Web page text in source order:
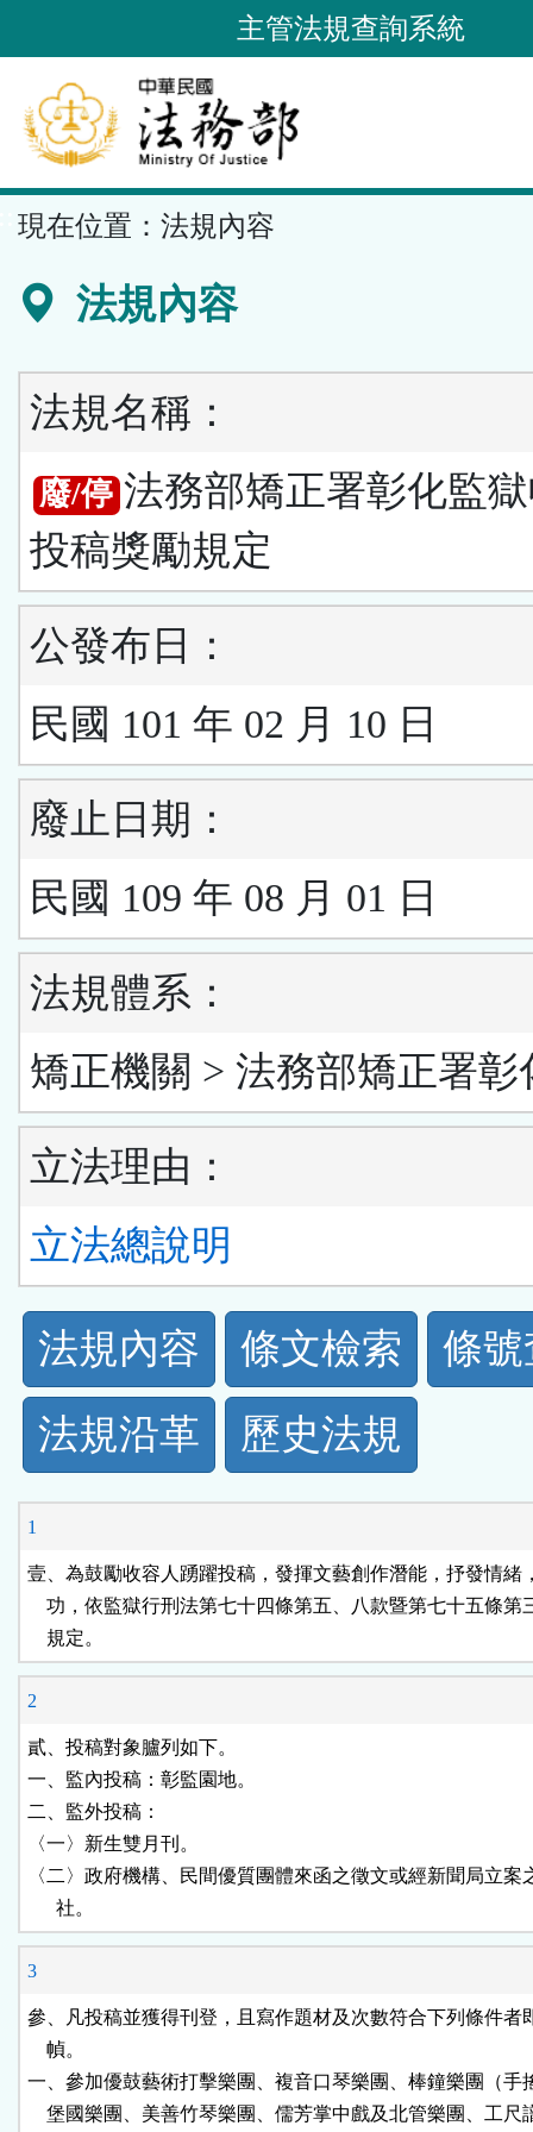
到
要
內
容
區
主管法規查詢系統
現在位置： 法規內容
法規內容
法規名稱：
廢/停 法務部矯正署彰化監
投稿獎勵規定
公發布日：
民國 101 年 02 月 10 日
廢止日期：
民國 109 年 08 月 01 日
法規體系：
矯正機關 > 法務部矯正署彰
立法理由：
立法總說明
法
規
功
能
按
鈕
區
法規內容 條文檢索
條
法規沿革
歷史法規
1
壹、為鼓勵收容人踴躍投稿，發揮文藝創作潛能，抒發情緒
功，依監獄行刑法第七十四條第五、八款暨第七十五條第
    規定。
2
貳、投稿對象臚列如下。
一、監內投稿：彰監園地。
二、監外投稿：
〈一〉新生雙月刊。
〈二〉政府機構、民間優質團體來函之徵文或經新聞局立案
      社。
3
參、凡投稿並獲得刊登，且寫作題材及次數符合下列條件者
    幀。
一、參加優鼓藝術打擊樂團、複音口琴樂團、棒鐘樂團（手
堡國樂團、美善竹琴樂團、儒芳掌中戲及北管樂團、工尺